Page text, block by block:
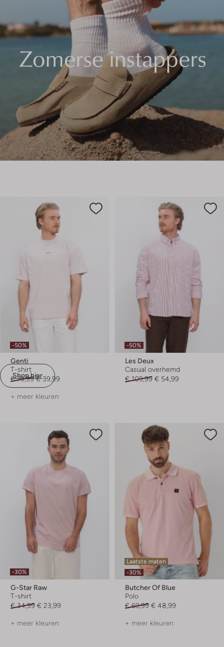
Shop hier
-50%
Genti
T-shirt
€ 79,99 € 39,99
+ meer kleuren
-50%
Les Deux
Casual overhemd
€ 109,99 € 54,99
-30%
G-Star Raw
T-shirt
€ 34,99 € 23,99
+ meer kleuren
Laatste maten
-30%
Butcher Of Blue
Polo
€ 69,99 € 48,99
+ meer kleuren